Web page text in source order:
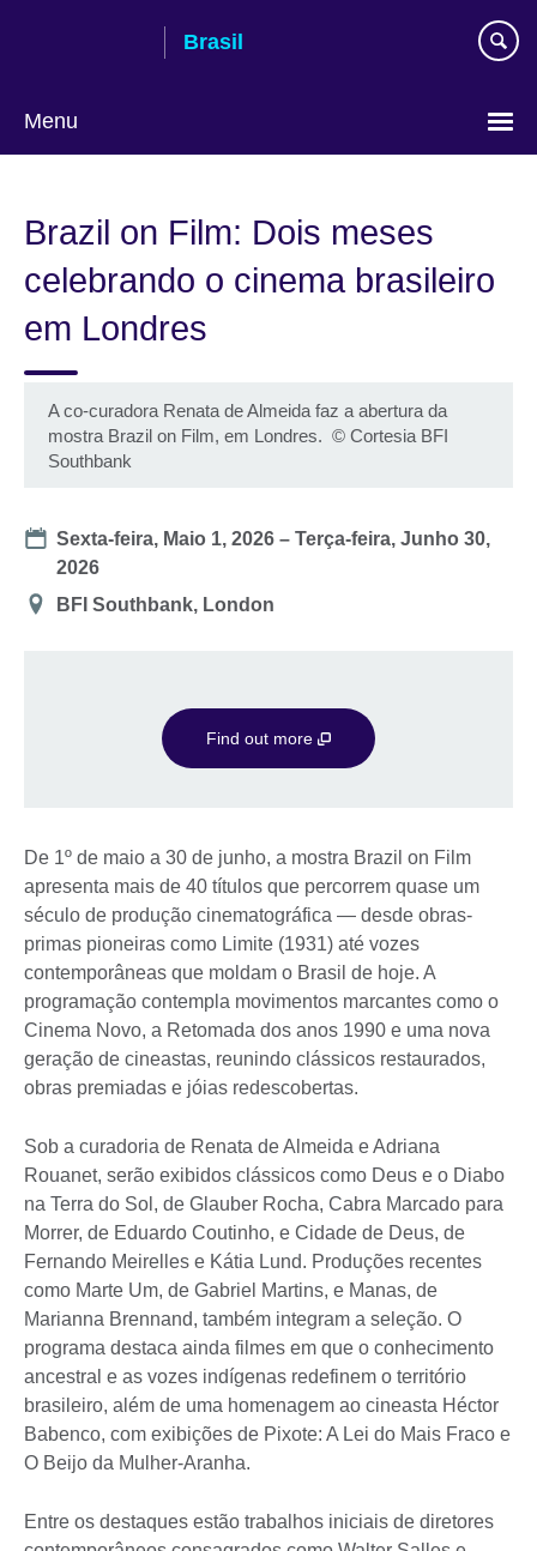
Brasil
Menu
language
Brazil on Film: Dois meses
celebrando o cinema brasileiro
em Londres
A co-curadora Renata de Almeida faz a abertura da
mostra Brazil on Film, em Londres. © Cortesia BFI
Southbank
Date
Sexta-feira, Maio 1, 2026 –Terça-feira, Junho 30,
2026
Location
BFI Southbank, London
Find out more
De 1º de maio a 30 de junho, a mostra Brazil on Film
apresenta mais de 40 títulos que percorrem quase um
século de produção cinematográfica — desde obras-
primas pioneiras como Limite (1931) até vozes
contemporâneas que moldam o Brasil de hoje. A
programação contempla movimentos marcantes como o
Cinema Novo, a Retomada dos anos 1990 e uma nova
geração de cineastas, reunindo clássicos restaurados,
obras premiadas e jóias redescobertas.
Sob a curadoria de Renata de Almeida e Adriana
Rouanet, serão exibidos clássicos como Deus e o Diabo
na Terra do Sol, de Glauber Rocha, Cabra Marcado para
Morrer, de Eduardo Coutinho, e Cidade de Deus, de
Fernando Meirelles e Kátia Lund. Produções recentes
como Marte Um, de Gabriel Martins, e Manas, de
Marianna Brennand, também integram a seleção. O
programa destaca ainda filmes em que o conhecimento
ancestral e as vozes indígenas redefinem o território
brasileiro, além de uma homenagem ao cineasta Héctor
Babenco, com exibições de Pixote: A Lei do Mais Fraco e
O Beijo da Mulher-Aranha.
Entre os destaques estão trabalhos iniciais de diretores